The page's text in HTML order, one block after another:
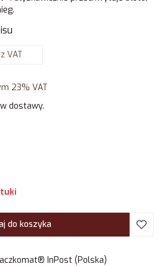
VAT
23% VAT
23% VAT
dostawy.
do koszyka
InPost (Polska)